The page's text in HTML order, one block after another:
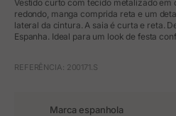
Vestido curto com tecido metalizado em
redondo, manga comprida reta e um
lateral da cintura. A saia é curta e reta.
Espanha. Ideal para um look de festa
REFERÊNCIA: 200171.S
Marca espanhola